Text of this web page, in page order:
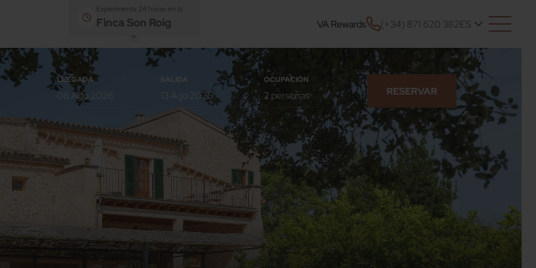
Experimenta 24 horas en la
Finca Son Roig VA Rewards (+34) 871 620 382ES
LLEGADA SALIDA OCUPACIÓN
Habitaciones Adultos
Habitación 1
Añadir habitación CONFIRMAR
RESERVAR